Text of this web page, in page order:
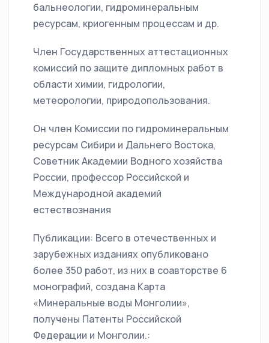
бальнеологии, гидроминеральным
ресурсам, криогенным процессам и др.
Член Государственных аттестационных
комиссий по защите дипломных работ в
области химии, гидрологии,
метеорологии, природопользования.
Он член Комиссии по гидроминеральным
ресурсам Сибири и Дальнего Востока,
Советник Академии Водного хозяйства
России, профессор Российской и
Международной академий
естествознания
Публикации: Всего в отечественных и
зарубежных изданиях опубликовано
более 350 работ, из них в соавторстве 6
монографий, создана Карта
«Минеральные воды Монголии»,
получены Патенты Российской
Федерации и Монголии.: